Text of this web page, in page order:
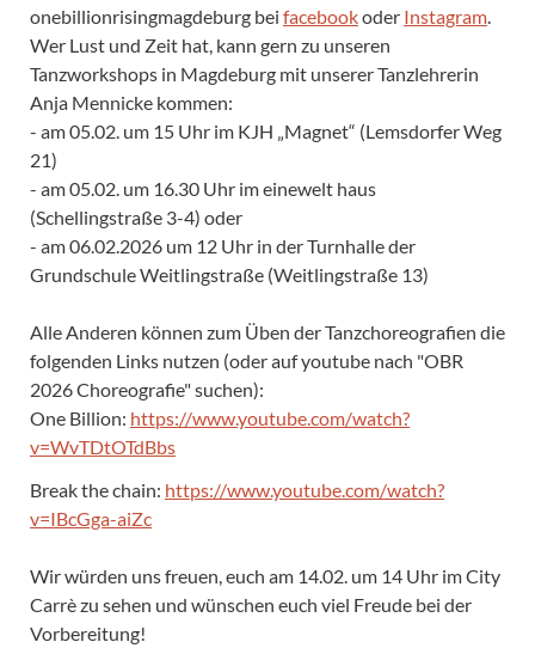
onebillionrisingmagdeburg bei facebookoder Instagram.
Wer Lust und Zeit hat, kann gern zu unseren
Tanzworkshops in Magdeburg mit unserer Tanzlehrerin
Anja Mennicke kommen:
- am 05.02. um 15 Uhr im KJH „Magnet“ (Lemsdorfer Weg
21)
- am 05.02. um 16.30 Uhr im einewelt haus
(Schellingstraße 3-4) oder
- am 06.02.2026 um 12 Uhr in der Turnhalle der
Grundschule Weitlingstraße (Weitlingstraße 13)
Alle Anderen können zum Üben der Tanzchoreografien die
folgenden Links nutzen (oder auf youtube nach "OBR
2026 Choreografie" suchen):
One Billion: https://www.youtube.com/watch?
v=WvTDtOTdBbs
Break the chain: https://www.youtube.com/watch?
v=IBcGga-aiZc
Wir würden uns freuen, euch am 14.02. um 14 Uhr im City
Carrè zu sehen und wünschen euch viel Freude bei der
Vorbereitung!